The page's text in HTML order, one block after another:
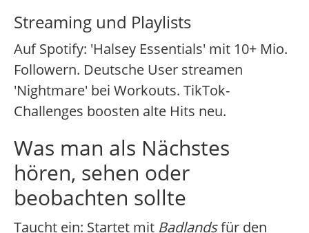
Streaming und Playlists
Auf Spotify: 'Halsey Essentials' mit 10+ Mio.
Followern. Deutsche User streamen
'Nightmare' bei Workouts. TikTok-
Challenges boosten alte Hits neu.
Was man als Nächstes
hören, sehen oder
beobachten sollte
Taucht ein: Startet mit Badlandsfür den